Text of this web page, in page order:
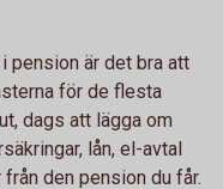
pension är det bra att
för de flesta
dags att lägga om
lån, el-avtal
den pension du får.